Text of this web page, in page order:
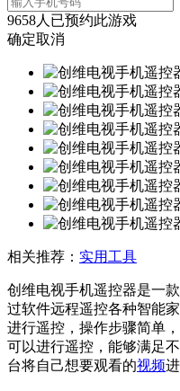
9658人已预约此游戏
确定取消
相关推荐： 实用工具
创维电视手机遥控器是一
过软件远程遥控各种智能
进行遥控，操作步骤简单
可以进行遥控，能够满足
台将自己想要观看的视频